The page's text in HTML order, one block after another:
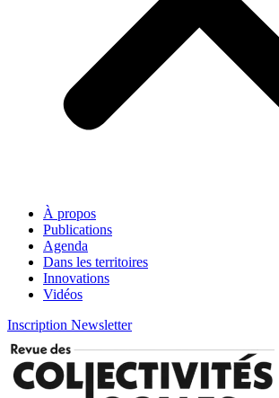
À propos
Publications
Agenda
Dans les territoires
Innovations
Vidéos
Inscription Newsletter